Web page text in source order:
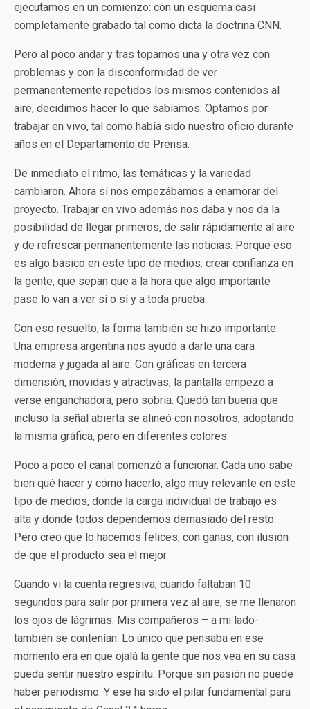
ejecutamos en un comienzo: con un esquema casi
completamente grabado tal como dicta la doctrina CNN.
Pero al poco andar y tras toparnos una y otra vez con
problemas y con la disconformidad de ver
permanentemente repetidos los mismos contenidos al
aire, decidimos hacer lo que sabíamos: Optamos por
trabajar en vivo, tal como había sido nuestro oficio durante
años en el Departamento de Prensa.
De inmediato el ritmo, las temáticas y la variedad
cambiaron. Ahora sí nos empezábamos a enamorar del
proyecto. Trabajar en vivo además nos daba y nos da la
posibilidad de llegar primeros, de salir rápidamente al aire
y de refrescar permanentemente las noticias. Porque eso
es algo básico en este tipo de medios: crear confianza en
la gente, que sepan que a la hora que algo importante
pase lo van a ver sí o sí y a toda prueba.
Con eso resuelto, la forma también se hizo importante.
Una empresa argentina nos ayudó a darle una cara
moderna y jugada al aire. Con gráficas en tercera
dimensión, movidas y atractivas, la pantalla empezó a
verse enganchadora, pero sobria. Quedó tan buena que
incluso la señal abierta se alineó con nosotros, adoptando
la misma gráfica, pero en diferentes colores.
Poco a poco el canal comenzó a funcionar. Cada uno sabe
bien qué hacer y cómo hacerlo, algo muy relevante en este
tipo de medios, donde la carga individual de trabajo es
alta y donde todos dependemos demasiado del resto.
Pero creo que lo hacemos felices, con ganas, con ilusión
de que el producto sea el mejor.
Cuando vi la cuenta regresiva, cuando faltaban 10
segundos para salir por primera vez al aire, se me llenaron
los ojos de lágrimas. Mis compañeros – a mi lado-
también se contenían. Lo único que pensaba en ese
momento era en que ojalá la gente que nos vea en su casa
pueda sentir nuestro espíritu. Porque sin pasión no puede
haber periodismo. Y ese ha sido el pilar fundamental para